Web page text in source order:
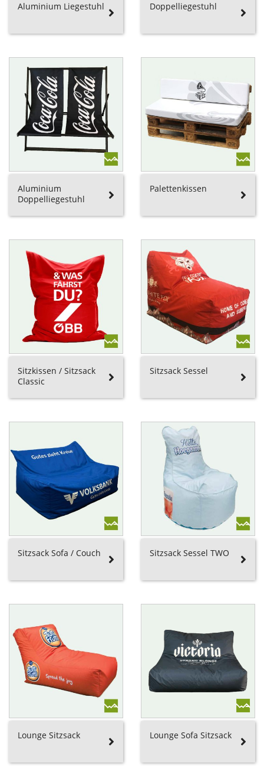
Aluminium Liegestuhl Doppelliegestuhl
Aluminium
Doppelliegestuhl
Palettenkissen
Sitzkissen / Sitzsack
Classic
Sitzsack Sessel
Sitzsack Sofa / Couch Sitzsack Sessel TWO
Lounge Sitzsack Lounge Sofa Sitzsack